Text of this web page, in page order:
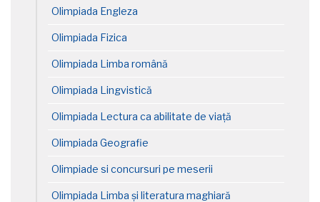
Olimpiada Engleza
Olimpiada Fizica
Olimpiada Limba română
Olimpiada Lingvistică
Olimpiada Lectura ca abilitate de viață
Olimpiada Geografie
Olimpiade si concursuri pe meserii
Olimpiada Limba și literatura maghiară